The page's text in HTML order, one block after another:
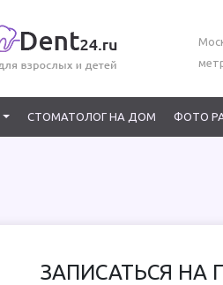
СТОМАТОЛОГ НА ДОМ ФОТО
ЗАПИСАТЬСЯ НА